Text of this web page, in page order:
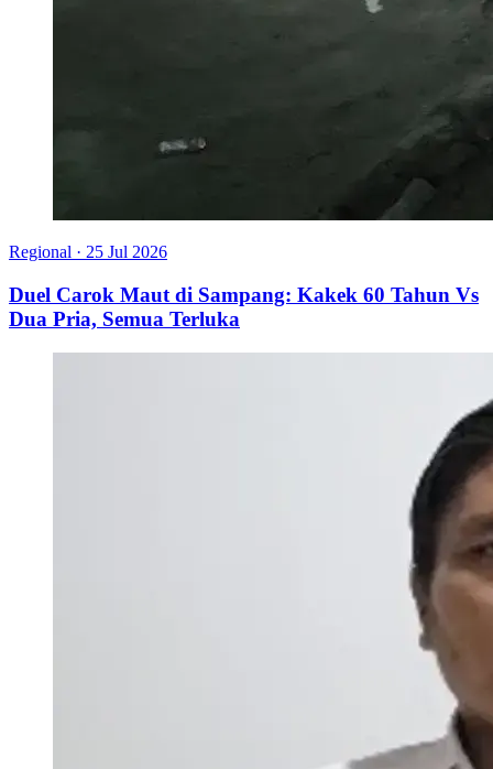
Regional · 25 Jul 2026
Duel Carok Maut di Sampang: Kakek 60 Tahun Vs
Dua Pria, Semua Terluka